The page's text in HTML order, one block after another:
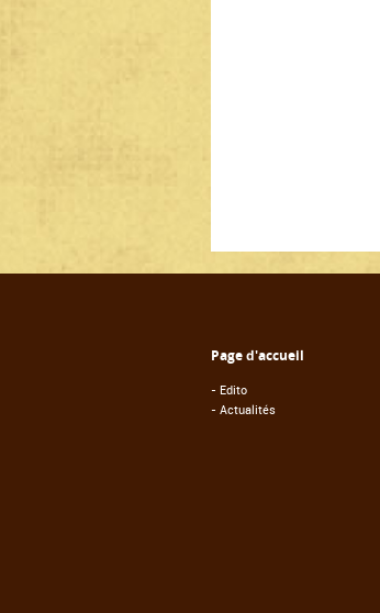
Page d'accueil
- Edito
- Actualités